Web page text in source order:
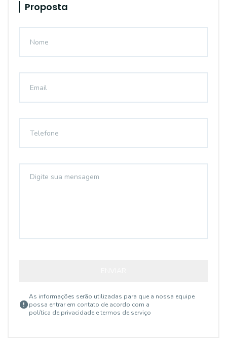
Proposta
As informações serão utilizadas para que a nossa equipe
possa entrar em contato de acordo com a
política de privacidade e termos de serviço